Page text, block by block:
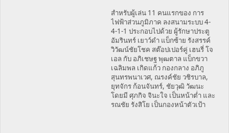
สำหรับผู้เล่น 11 คนแรกของ การ
ไฟฟ้าส่วนภูมิภาค ลงสนามระบบ 4-
4-1-1 ประกอบไปด้วย ผู้รักษาประตู
อัมรินทร์ เยาว์ดำ แบ็กซ้าย รังสรรค์
วิวัฒน์ชัยโชค สต๊อปเปอร์คู่ เฮนรี่ โจ
เอล กับ อภิเชษฐ พุฒตาล แบ็กขวา
เฉลิมพล เกิดแก้ว กองกลาง อภิภู
สุนทรพนาเวศ, ณรงค์ชัย วชิรบาล,
ยุทจักร ก้อนจันทร์, ชัยวุฒิ วัฒนะ
โดยมี ศุภกิจ จินะใจ เป็นหน้าต่ำ และ
รณชัย รังสิโย เป็นกองหน้าตัวเป้า